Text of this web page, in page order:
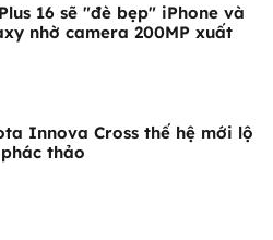
16 sẽ "đè bẹp" iPhone và
nhờ camera 200MP xuất
Innova Cross thế hệ mới lộ
thảo